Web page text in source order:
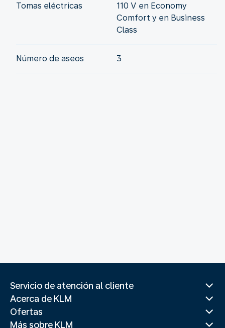
Tomas eléctricas
110 V en Economy
Comfort y en Business
Class
Número de aseos 3
Servicio de atención al cliente
Acerca de KLM
Ofertas
Más sobre KLM